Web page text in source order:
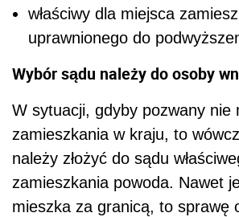
właściwy dla miejsca
uprawnionego do
Wybór sądu należy do osoby
W sytuacji, gdyby pozwany nie
zamieszkania w kraju, to
należy złożyć do sądu
zamieszkania powoda. Nawet
mieszka za granicą, to sprawę